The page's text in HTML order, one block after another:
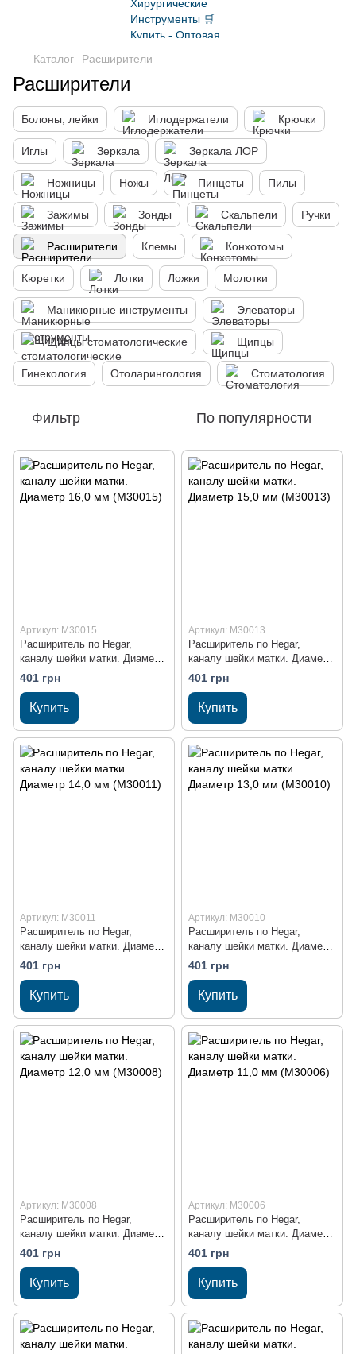
Каталог Расширители
Расширители
Болоны, лейки Иглодержатели Крючки
Иглы Зеркала Зеркала ЛОР
Ножницы Ножы Пинцеты Пилы
Зажимы Зонды Скальпели Ручки
Расширители Клемы Конхотомы
Кюретки Лотки Ложки Молотки
Маникюрные инструменты Элеваторы
Щипцы стоматологические Щипцы
Гинекология Отоларингология Стоматология
Фильтр По популярности
Артикул: M30015
Расширитель по Hegar,
каналу шейки матки. Диаметр
16,0 мм (M30015)
401 грн
Купить
Артикул: M30013
Расширитель по Hegar,
каналу шейки матки. Диаметр
15,0 мм (M30013)
401 грн
Купить
Артикул: M30011
Расширитель по Hegar,
каналу шейки матки. Диаметр
14,0 мм (M30011)
401 грн
Купить
Артикул: M30010
Расширитель по Hegar,
каналу шейки матки. Диаметр
13,0 мм (M30010)
401 грн
Купить
Артикул: M30008
Расширитель по Hegar,
каналу шейки матки. Диаметр
12,0 мм (M30008)
401 грн
Купить
Артикул: M30006
Расширитель по Hegar,
каналу шейки матки. Диаметр
11,0 мм (M30006)
401 грн
Купить